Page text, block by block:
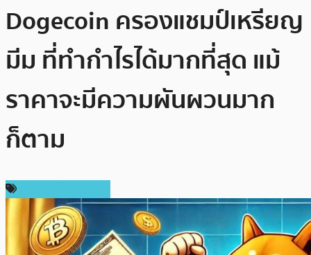
Dogecoin ครองแชมป์เหรียญ
มีม ที่ทำกำไรได้มากที่สุด แม้
ราคาจะมีความผันผวนมาก
ก็ตาม